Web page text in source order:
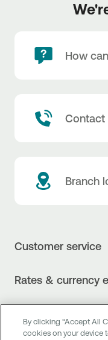
How
Contact
Branch
Customer service
Rates & currency
NBG Rates / Rates
Currency Exchange
Frequent questions
By clicking “Accept All
cookies on your device